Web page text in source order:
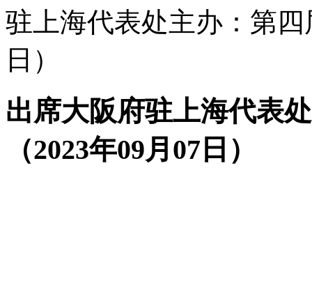
驻上海代表处主办：第
日）
出席大阪府驻上海代表
（2023年09月07日）